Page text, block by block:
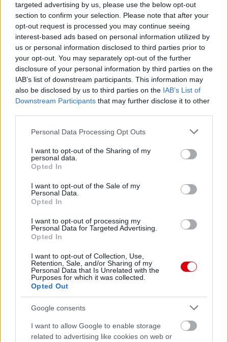
targeted advertising by us, please use the below opt-out
section to confirm your selection. Please note that after your
opt-out request is processed you may continue seeing
interest-based ads based on personal information utilized by
us or personal information disclosed to third parties prior to
your opt-out. You may separately opt-out of the further
disclosure of your personal information by third parties on the
IAB’s list of downstream participants. This information may
also be disclosed by us to third parties on the IAB’s List of
Downstream Participants that may further disclose it to other
Please note that this website/app uses one or more Google
not limited to your visit or usage behaviour. You may click to
grant or deny consent to Google and its third-party tags to
use your data for below specified purposes in below Google
consent section.
Personal Data Processing Opt Outs
I want to opt-out of the Sharing of my
personal data.
Opted In
I want to opt-out of the Sale of my
Personal Data.
Opted In
I want to opt-out of processing my
Personal Data for Targeted Advertising.
Opted In
I want to opt-out of Collection, Use,
Retention, Sale, and/or Sharing of my
Personal Data that Is Unrelated with the
Purposes for which it was collected.
Opted Out
Google consents
I want to allow Google to enable storage
related to advertising like cookies on web or